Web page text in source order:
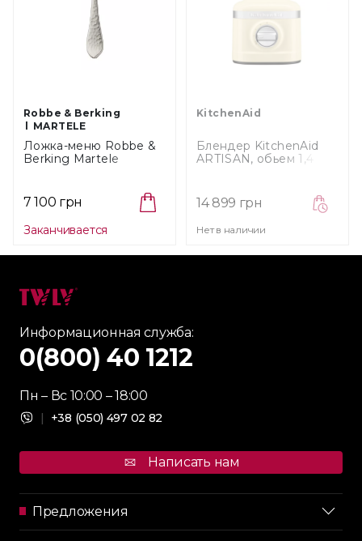
Robbe & Berking
MARTELE
Ложка-меню Robbe &
Berking Martele
7 100 грн
Заканчивается
KitchenAid
Блендер KitchenAid
ARTISAN, обьем 1,4 л
14 899 грн
Нет в наличии
Информационная служба:
0(800) 40 1212
Пн – Вс 10:00 – 18:00
| +38 (050) 497 02 82
Написать нам
Предложения